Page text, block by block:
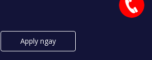
Apply ngay